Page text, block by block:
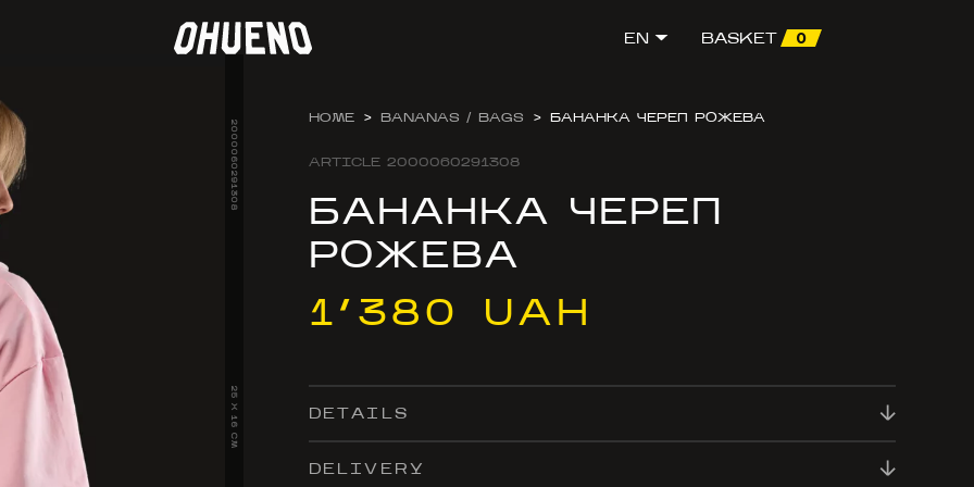
EN BASKET 0
2000060291308
25 X 16 CM
HOME > BANANAS / BAGS > БАНАНКА ЧЕРЕП РОЖЕВА
ARTICLE 2000060291308
БАНАНКА ЧЕРЕП
РОЖЕВА
1’380 UAH
DETAILS
DELIVERY